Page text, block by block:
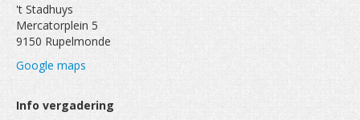
't Stadhuys
Mercatorplein 5
9150 Rupelmonde
Google maps
Info vergadering